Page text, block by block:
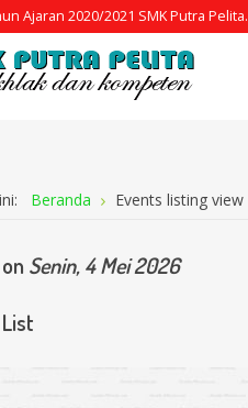
Ajaran 2020/2021 SMK Putra Pelita.
Beranda Events listing view
Senin, 4 Mei 2026